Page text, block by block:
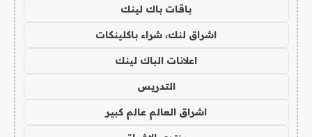
باقات باك لينك
اشراق لنك، شراء باكلينكات
اعلانات الباك لينك
التدريس
اشراق العالم عالم كبير